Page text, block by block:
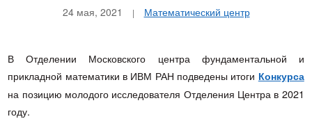
24 мая, 2021 Математический центр
В Отделении Московского центра фундаментальной и
прикладной математики в ИВМ РАН подведены итоги Конкурса
на позицию молодого исследователя Отделения Центра в 2021
году.